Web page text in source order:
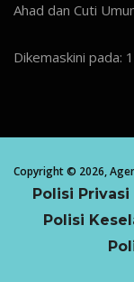
Ahad dan Cuti
Dikemaskini pada:
Copyright © 2026,
Polisi Privasi
Polisi